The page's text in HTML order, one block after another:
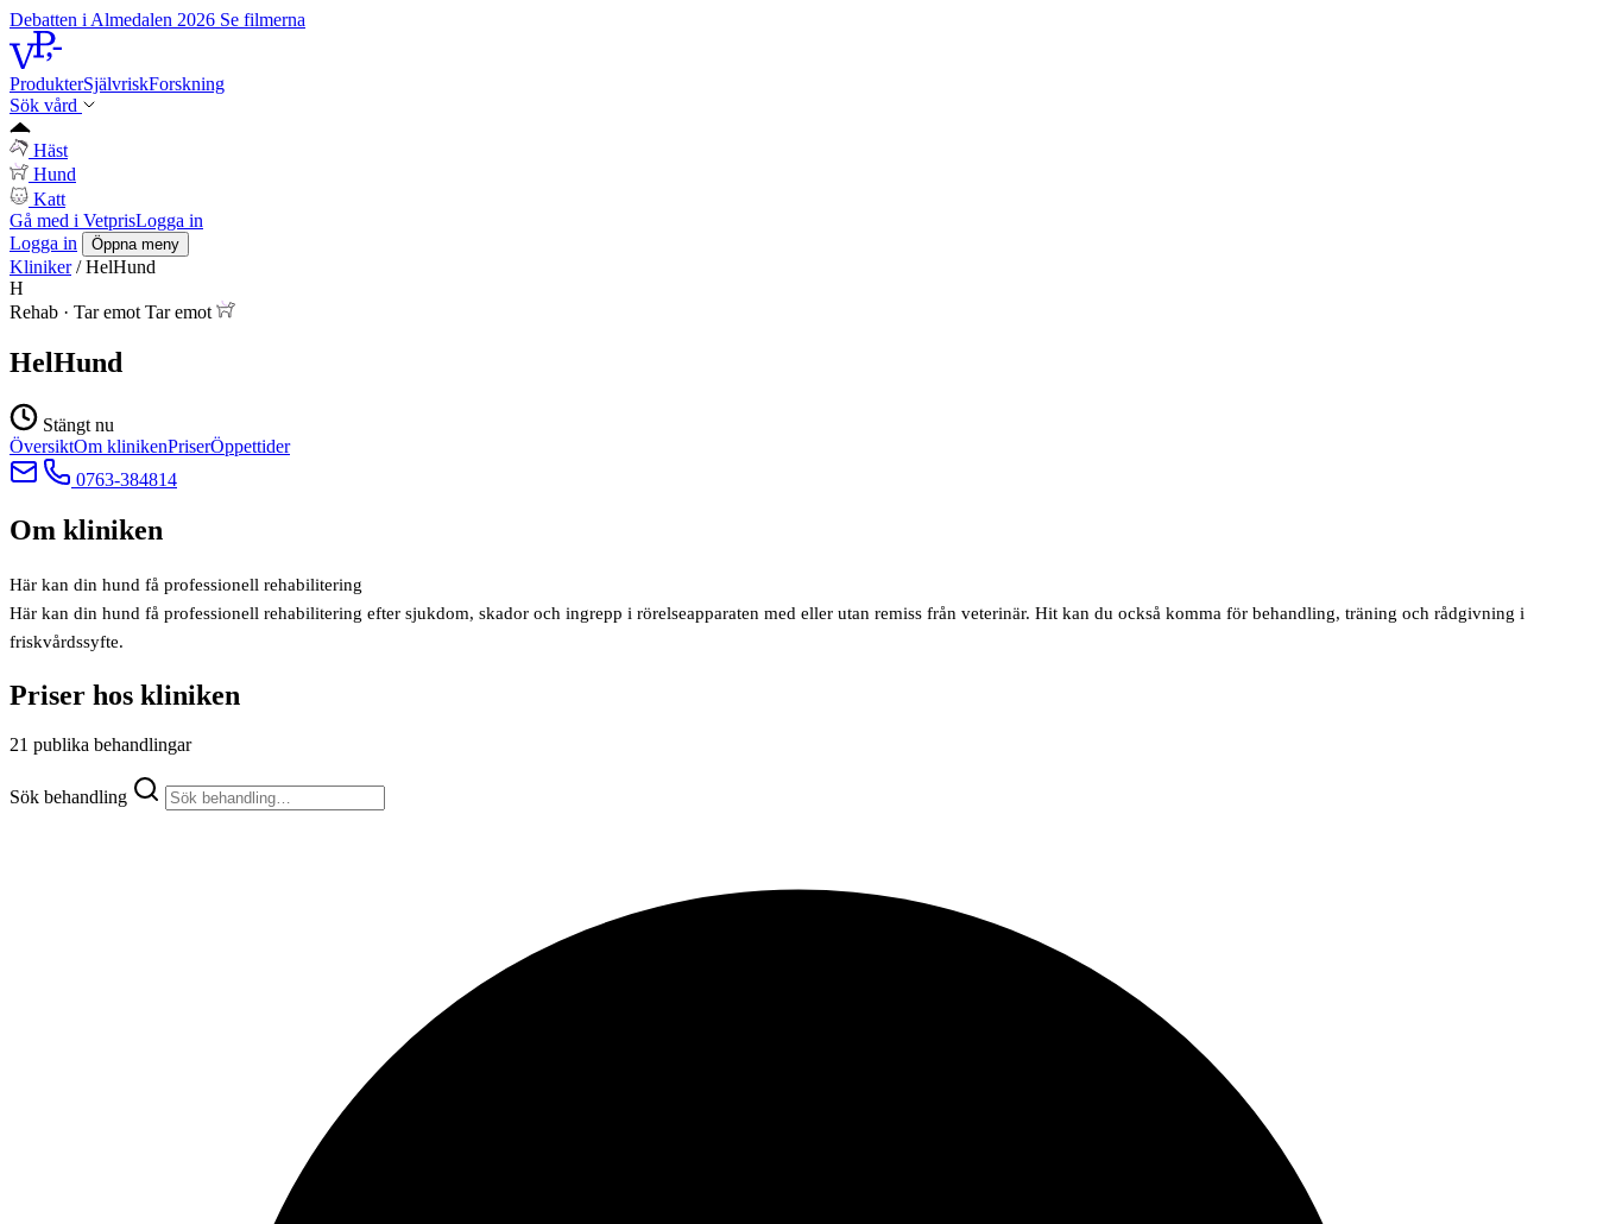
Debatten i Almedalen 2026 Se filmerna
ProdukterSjälvriskForskning
Sök vård
Häst
Hund
Katt
Gå med i VetprisLogga in
Logga in
Öppna meny
Kliniker / HelHund
H
Rehab · Tar emot Tar emot
HelHund
Stängt nu
ÖversiktOm klinikenPriserÖppettider
0763-384814
Om kliniken
Här kan din hund få professionell rehabilitering
Här kan din hund få professionell rehabilitering efter sjukdom, skador och ingrepp i rörelseapparaten med eller utan remiss från veterinär. Hit kan du också komma för behandling, träning och rådgivning i
friskvårdssyfte.
Priser hos kliniken
21 publika behandlingar
Sök behandling